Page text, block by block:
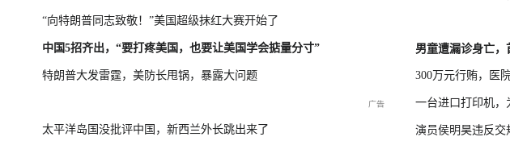
“向特朗普同志致敬！”美国超级抹红大赛开始了
中国5招齐出，“要打疼美国，也要让美国学会掂量分寸”
特朗普大发雷霆，美防长甩锅，暴露大问题
太平洋岛国没批评中国，新西兰外长跳出来了
男童遭漏诊身亡
300万元行贿，医
一台进口打印机，
演员侯明昊违反交